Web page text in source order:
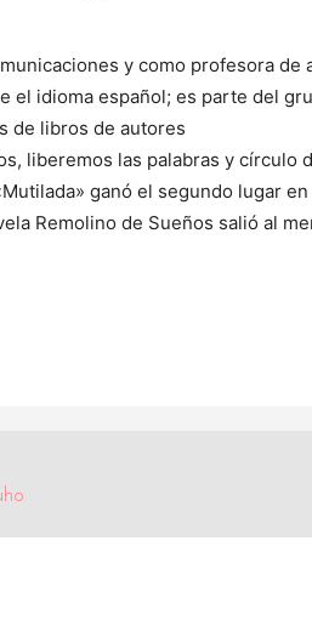
y como profesora de
el idioma español; es parte del
de libros de autores
liberemos las palabras y círculo
ganó el segundo lugar
Remolino de Sueños salió al